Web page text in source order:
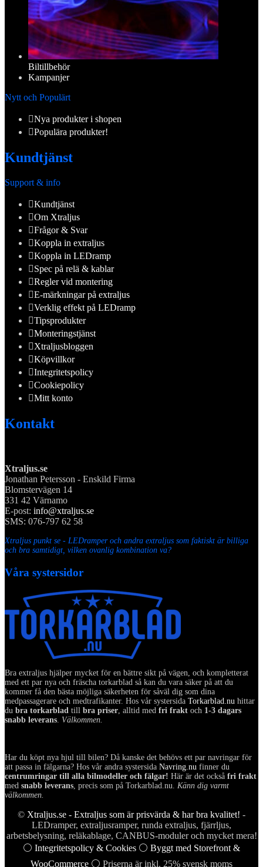
Biltillbehör
Kampanjer
Nytt och Populärt
Nya produkter i shopen
Populära produkter!
Kundtjänst
Support & info
Kundtjänst
Om Xtraljus
Frågor & Svar
Koppla in extraljus
Koppla in LEDramp
Spec på relä & kablar
Regler vid montering
E-märkningar på extraljus
Verklig effekt på LEDramp
Tipsprodukter
Monteringstjänst
Xtraljusbloggen
Köpvillkor
Integritetspolicy
Cookiepolicy
Mitt konto
Kontakt
Xtraljus.se
Jonathan Petersson - Enskild Firma
Blomstervägen 14
331 42 Värnamo
E-post: info@xtraljus.se
SMS: 076-797 62 58
Xtraljus punkt se - LEDramper och andra extraljus som faktiskt är billiga
och bra samtidigt, vilken ovanlig kombination va?
Våra systersidor
Bra extraljus hjälper mycket för en bättre sikt på vägen, och kompletterat
med ett par nya och fräscha torkarblad så kan du vara säker på att du
kommer få den bästa möjliga säkerheten för såväl dig som dina
medpassagerare och medtrafikanter. Hos vår systersida Torkarblad.nu hittar
du bra torkarblad till bra priser, alltid med fri frakt och 1-3 dagars
snabb leverans. Välkommen.
Har du köpt nya hjul till bilen? Då kanske det behövs ett par navringar för
att passa in fälgarna? Hos vår andra systersida Navring.nu finner du
centrumringar till alla bilmodeller och fälgar! Här är det också fri frakt
med snabb leverans, precis som på Torkarblad.nu. Känn dig varmt
välkommen.
© Xtraljus.se - Extraljus som är prisvärda & har bra kvalitet! -
LEDramper, extraljusramper, runda extraljus, fjärrljus,
arbetsbelysning, reläkablage, CANBUS-moduler och mycket mera!
⚪ Integritetspolicy & Cookies ⚪ Byggt med Storefront &
WooCommerce ⚪ Priserna är inkl. 25% svensk moms